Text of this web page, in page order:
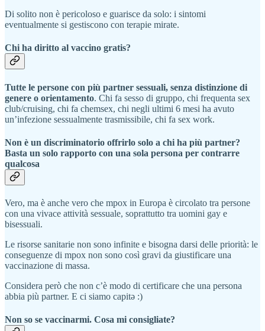
Di solito non è pericoloso e guarisce da solo: i sintomi
eventualmente si gestiscono con terapie mirate.
Chi ha diritto al vaccino gratis?
Tutte le persone con più partner sessuali, senza distinzione di
genere o orientamento. Chi fa sesso di gruppo, chi frequenta sex
club/cruising, chi fa chemsex, chi negli ultimi 6 mesi ha avuto
un’infezione sessualmente trasmissibile, chi fa sex work.
Non è un discriminatorio offrirlo solo a chi ha più partner?
Basta un solo rapporto con una sola persona per contrarre
qualcosa
Vero, ma è anche vero che mpox in Europa è circolato tra persone
con una vivace attività sessuale, soprattutto tra uomini gay e
bisessuali.
Le risorse sanitarie non sono infinite e bisogna darsi delle priorità: le
conseguenze di mpox non sono così gravi da giustificare una
vaccinazione di massa.
Considera però che non c’è modo di certificare che una persona
abbia più partner. E ci siamo capitə :)
Non so se vaccinarmi. Cosa mi consigliate?